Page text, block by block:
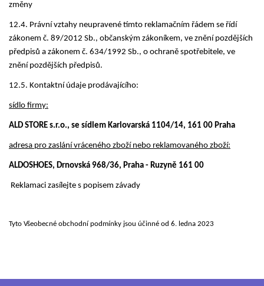
změny
12.4. Právní vztahy neupravené tímto reklamačním řádem se řídí
zákonem č. 89/2012 Sb., občanským zákoníkem, ve znění pozdějších
předpisů a zákonem č. 634/1992 Sb., o ochraně spotřebitele, ve
znění pozdějších předpisů.
12.5. Kontaktní údaje prodávajícího:
sídlo firmy:
ALD STORE s.r.o., se sídlem Karlovarská 1104/14, 161 00 Praha
adresa pro zaslání vráceného zboží nebo reklamovaného zboží:
ALDOSHOES, Drnovská 968/36, Praha - Ruzyně 161 00
Reklamaci zasílejte s popisem závady
Tyto Všeobecné obchodní podmínky jsou účinné od 6. ledna 2023